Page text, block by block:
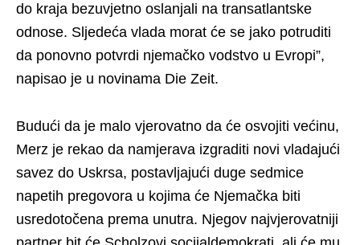
do kraja bezuvjetno oslanjali na transatlantske
odnose. Sljedeća vlada morat će se jako potruditi
da ponovno potvrdi njemačko vodstvo u Evropi”,
napisao je u novinama Die Zeit.
Budući da je malo vjerovatno da će osvojiti većinu,
Merz je rekao da namjerava izgraditi novi vladajući
savez do Uskrsa, postavljajući duge sedmice
napetih pregovora u kojima će Njemačka biti
usredotočena prema unutra. Njegov najvjerovatniji